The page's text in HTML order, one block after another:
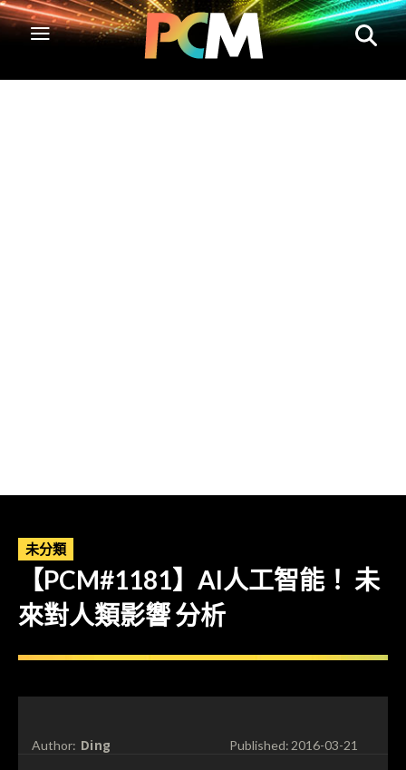
未分類
【PCM#1181】AI人工智能！ 未
來對人類影響 分析
Author: Ding Published:2016-03-21